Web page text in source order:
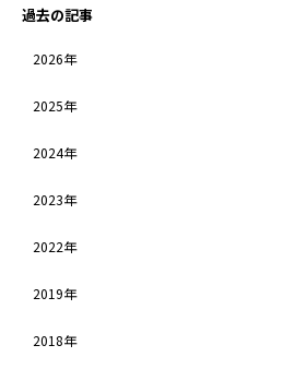
過去の記事
2026年
2025年
2024年
2023年
2022年
2019年
2018年